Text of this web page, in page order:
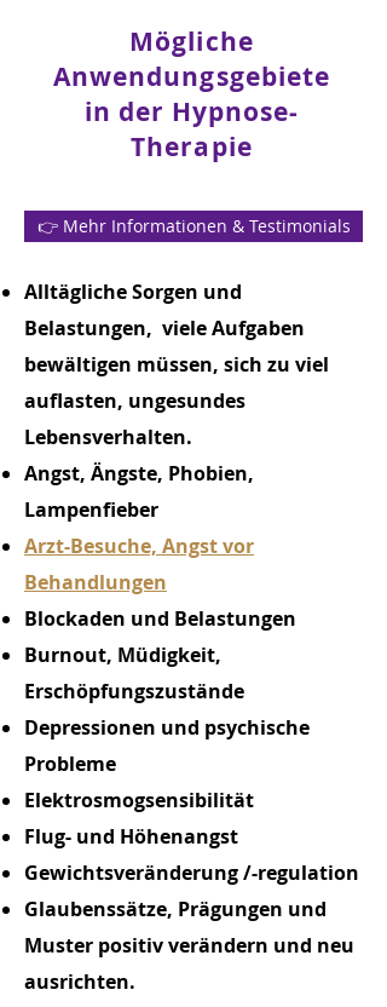
Mögliche
Anwendungsgebiete
in der Hypnose-
Therapie
👉 Mehr Informationen & Testimonials
Alltägliche Sorgen und
Belastungen, viele Aufgaben
bewältigen müssen, sich zu viel
auflasten, ungesundes
Lebensverhalten.
Angst, Ängste, Phobien,
Lampenfieber
Arzt-Besuche, Angst vor
Behandlungen
Blockaden und Belastungen
Burnout, Müdigkeit,
Erschöpfungszustände
Depressionen und psychische
Probleme
Elektrosmogsensibilität
Flug- und Höhenangst
Gewichtsveränderung /-regulation
Glaubenssätze, Prägungen und
Muster positiv verändern und neu
ausrichten.